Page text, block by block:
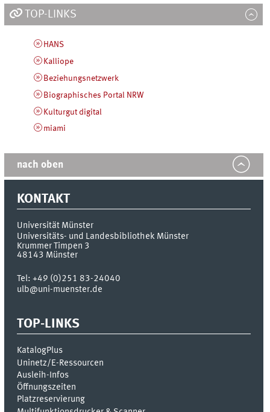
TOP-LINKS
HANS
Kalliope
Beziehungsnetzwerk
Biographisches Portal NRW
Kulturgut digital
miami
nach oben
KONTAKT
Universität Münster
Universitäts- und Landesbibliothek Münster
Krummer Timpen 3
48143 Münster
Tel:+49 (0)251 83-24040
ulb@uni-muenster.de
TOP-LINKS
KatalogPlus
Uninetz/E-Ressourcen
Ausleih-Infos
Öffnungszeiten
Platzreservierung